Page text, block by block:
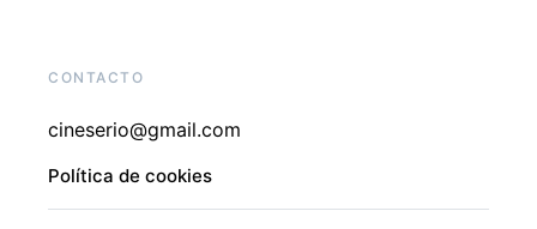
CONTACTO
cineserio@gmail.com
Política de cookies